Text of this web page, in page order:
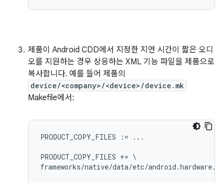
제품이 Android CDD에서 지정한 지연 시간이 짧은 오디
오를 지원하는 경우 상응하는 XML 기능 파일을 제품으로
복사합니다. 예를 들어 제품의
device/<company>/<device>/device.mk
Makefile에서:
PRODUCT_COPY_FILES := ...
PRODUCT_COPY_FILES += \